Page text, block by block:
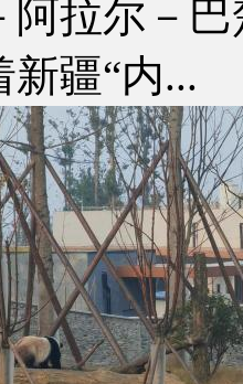
阿拉尔－
疆“内...